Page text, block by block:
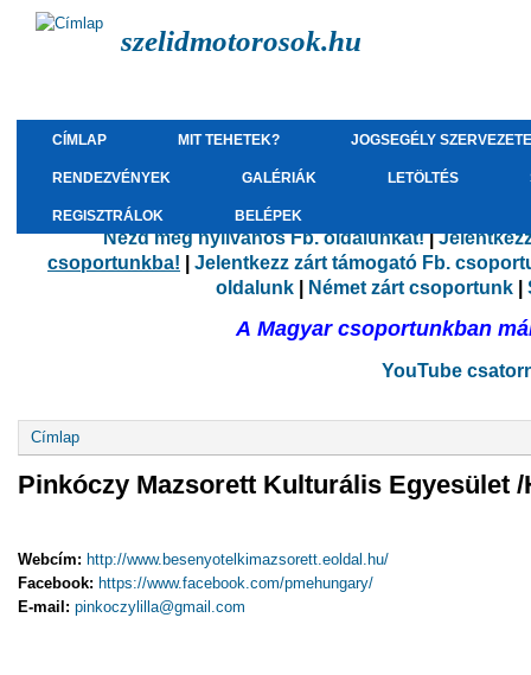
szelidmotorosok.hu
CÍMLAP MIT TEHETEK? JOGSEGÉLY
RENDEZVÉNYEK GALÉRIÁK LETÖLTÉS
REGISZTRÁLOK BELÉPEK
Nézd meg nyilvános Fb. oldalunkat!|
csoportunkba!
Jelentkezz zárt támogató Fb.
oldalunk
Német zárt csoportunk
A Magyar csoportunkban
YouTube
Jelenlegi hely
Címlap
Pinkóczy Mazsorett Kulturális Egyesület /
Webcím: http://www.besenyotelkimazsorett.eoldal.hu/
Facebook: https://www.facebook.com/pmehungary/
E-mail: pinkoczylilla@gmail.com